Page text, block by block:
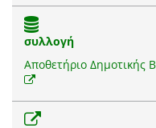
συλλογή
Αποθετήριο Δημοτικής